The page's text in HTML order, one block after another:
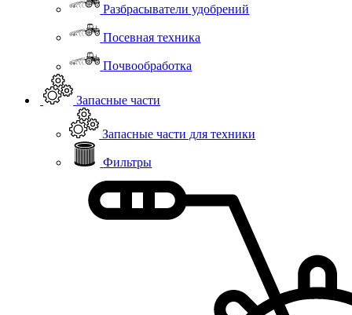
Разбрасыватели удобрений
Посевная техника
Почвообработка
Запасные части
Запасные части для техники
Фильтры